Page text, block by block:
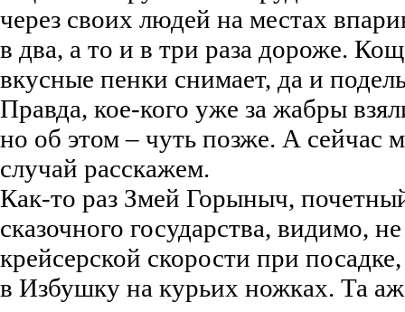
через своих людей на местах
в два, а то и в три раза дороже.
вкусные пенки снимает, да и
Правда, кое-кого уже за жабры
но об этом – чуть позже. А сейчас
случай расскажем.
Как-то раз Змей Горыныч,
сказочного государства, видимо,
крейсерской скорости при
в Избушку на курьих ножках. Та